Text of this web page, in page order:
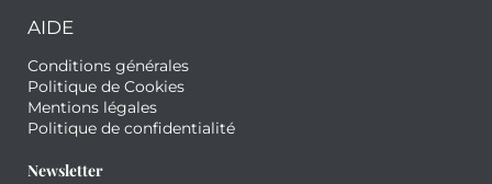
AIDE
Conditions générales
Politique de Cookies
Mentions légales
Politique de confidentialité
Newsletter